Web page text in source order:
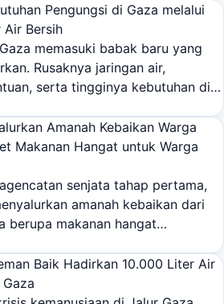
Pengungsi di Gaza melalui
Bersih
memasuki babak baru yang
Rusaknya jaringan air,
serta tingginya kebutuhan di…
Amanah Kebaikan Warga
Makanan Hangat untuk Warga
senjata tahap pertama,
amanah kebaikan dari
berupa makanan hangat…
Baik Hadirkan 10.000 Liter Air